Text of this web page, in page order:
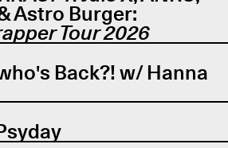
Astro Burger:
Tour 2026
Back?! w/ Hanna